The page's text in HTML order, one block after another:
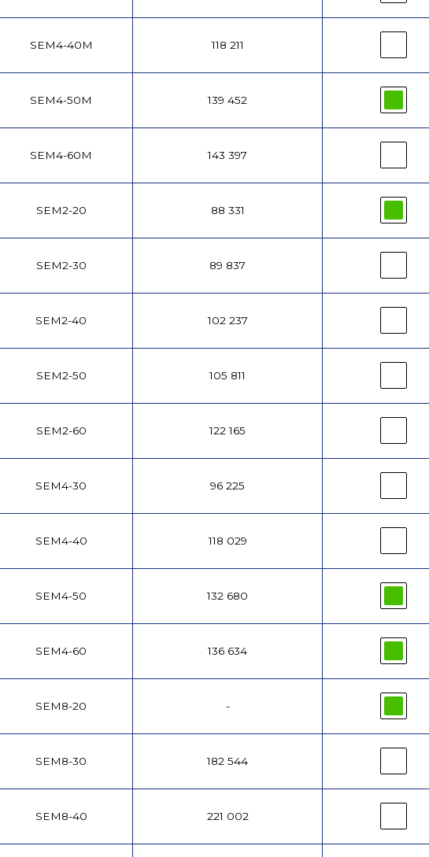
SEM4-40M 118 211
SEM4-50M 139 452
SEM4-60M 143 397
SEM2-20 88 331
SEM2-30 89 837
SEM2-40 102 237
SEM2-50 105 811
SEM2-60 122 165
SEM4-30 96 225
SEM4-40 118 029
SEM4-50 132 680
SEM4-60 136 634
SEM8-20 -
SEM8-30 182 544
SEM8-40 221 002